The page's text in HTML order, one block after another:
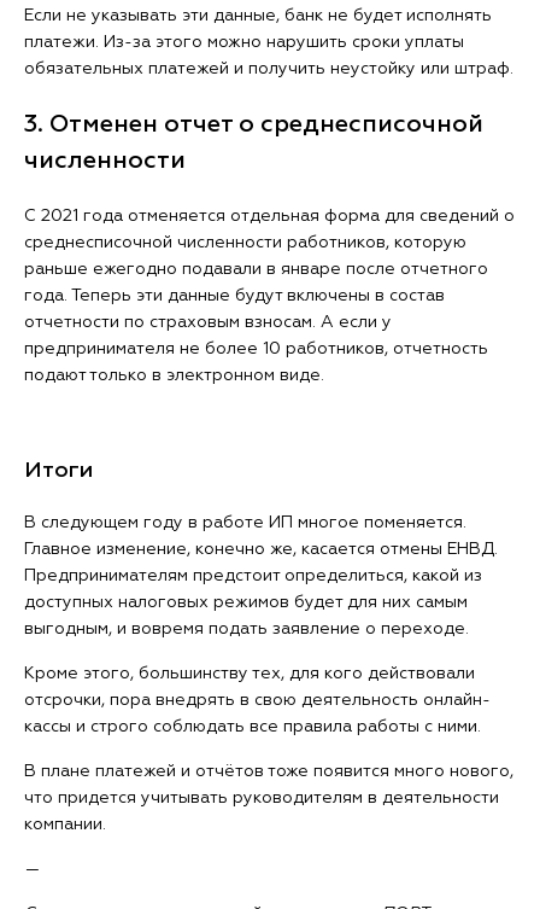
Если не указывать эти данные, банк не будет исполнять
платежи. Из-за этого можно нарушить сроки уплаты
обязательных платежей и получить неустойку или штраф.
3. Отменен отчет о среднесписочной
численности
С 2021 года отменяется отдельная форма для сведений о
среднесписочной численности работников, которую
раньше ежегодно подавали в январе после отчетного
года. Теперь эти данные будут включены в состав
отчетности по страховым взносам. А если у
предпринимателя не более 10 работников, отчетность
подают только в электронном виде.
Итоги
В следующем году в работе ИП многое поменяется.
Главное изменение, конечно же, касается отмены ЕНВД.
Предпринимателям предстоит определиться, какой из
доступных налоговых режимов будет для них самым
выгодным, и вовремя подать заявление о переходе.
Кроме этого, большинству тех, для кого действовали
отсрочки, пора внедрять в свою деятельность онлайн-
кассы и строго соблюдать все правила работы с ними.
В плане платежей и отчётов тоже появится много нового,
что придется учитывать руководителям в деятельности
компании.
—